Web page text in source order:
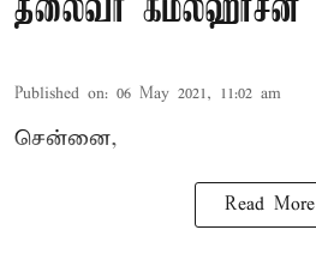
தலைவர் கமல்ஹாசன்
Published on: 06 May 2021, 11:02 am
சென்னை,
Read More